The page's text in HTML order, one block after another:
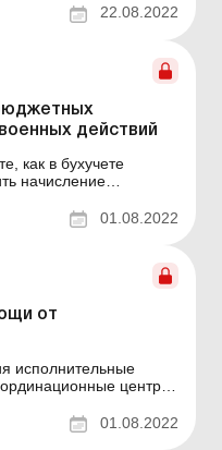
Как в бухучете
...
22.08.2022
действий
как в бухучете
начисление
услуг. Из этой
бухучете бюджетных
01.08.2022
от
исполнительные
центры
волонтеров,
обеспечения
01.08.2022